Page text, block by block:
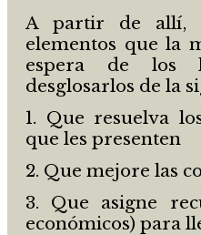
A partir de allí,
elementos que la
espera de los
desglosarlos de la
1. Que resuelva
que les presenten
2. Que mejore las
3. Que asigne
económicos) para